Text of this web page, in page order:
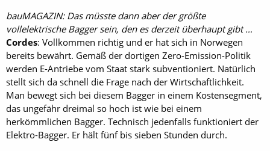
bauMAGAZIN: Das müsste dann aber der größte
vollelektrische Bagger sein, den es derzeit überhaupt gibt …
Cordes: Vollkommen richtig und er hat sich in Norwegen
bereits bewährt. Gemäß der dortigen Zero-Emission-Politik
werden E-Antriebe vom Staat stark subventioniert. Natürlich
stellt sich da schnell die Frage nach der Wirtschaftlichkeit.
Man bewegt sich bei diesem Bagger in einem Kostensegment,
das ungefähr dreimal so hoch ist wie bei einem
herkömmlichen Bagger. Technisch jedenfalls funktioniert der
Elektro-Bagger. Er hält fünf bis sieben Stunden durch.